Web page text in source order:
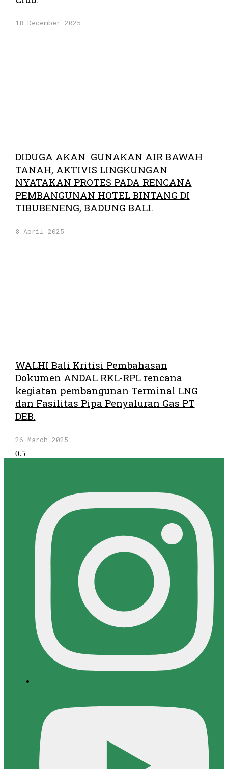
18 December 2025
DIDUGA AKAN GUNAKAN AIR BAWAH
TANAH, AKTIVIS LINGKUNGAN
NYATAKAN PROTES PADA RENCANA
PEMBANGUNAN HOTEL BINTANG DI
TIBUBENENG, BADUNG BALI.
8 April 2025
WALHI Bali Kritisi Pembahasan
Dokumen ANDAL RKL-RPL rencana
kegiatan pembangunan Terminal LNG
dan Fasilitas Pipa Penyaluran Gas PT
DEB.
26 March 2025